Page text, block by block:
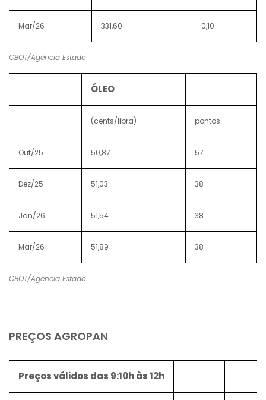
CBOT/Agência Estado
Mar/26 331,60 -0,10
CBOT/Agência Estado
ÓLEO
(cents/libra) pontos
Out/25 50,87 57
Dez/25 51,03 38
Jan/26 51,54 38
Mar/26 51,89 38
PREÇOS AGROPAN
Preços válidos das 9:10h às 12h